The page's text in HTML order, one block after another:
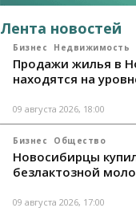
Лента новостей
Бизнес Недвижимость
Продажи жилья в
находятся на
09 августа 2026, 18:00
Бизнес Общество
Новосибирцы
безлактозной
09 августа 2026, 17:00